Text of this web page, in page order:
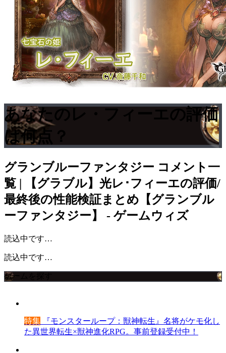
あなたのレ・フィーエの評価
は何点？
グランブルーファンタジー コメント一
覧 | 【グラブル】光レ･フィーエの評価/
最終後の性能検証まとめ【グランブル
ーファンタジー】 - ゲームウィズ
読込中です…
読込中です…
ゲームを探す
特集 『モンスターループ：獣神転生』名将がケモ化し
た異世界転生×獣神進化RPG。事前登録受付中！